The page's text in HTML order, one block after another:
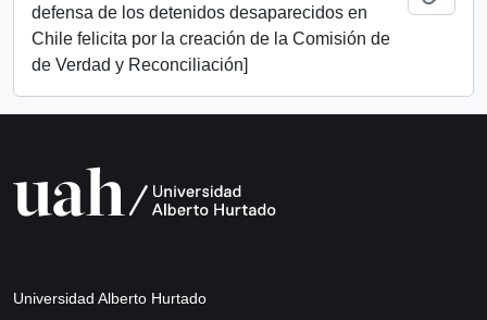
defensa de los detenidos desaparecidos en
Chile felicita por la creación de la Comisión de
de Verdad y Reconciliación]
Universidad Alberto Hurtado